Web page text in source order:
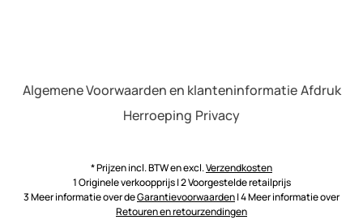
Algemene Voorwaarden en klanteninformatie Afdruk
Herroeping Privacy
* Prijzen incl. BTW en excl.Verzendkosten
1 Originele verkoopprijs | 2 Voorgestelde retailprijs
3 Meer informatie over deGarantievoorwaarden| 4 Meer informatie over
Retouren en retourzendingen